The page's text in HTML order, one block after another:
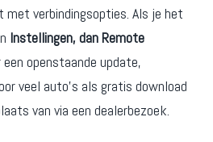
met verbindingsopties. Als je het
Instellingen, dan Remote
een openstaande update,
veel auto's als gratis download
van via een dealerbezoek.